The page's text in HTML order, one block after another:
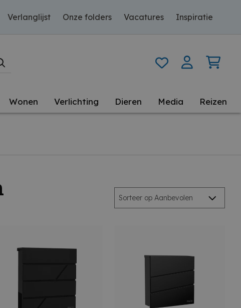
Verlanglijst Onze folders Vacatures Inspiratie
Wonen Verlichting Dieren Media Reizen